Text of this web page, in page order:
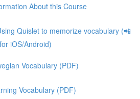
About this Course
Quislet to memorize vocabulary (📲
iOS/Android)
Vocabulary (PDF)
Vocabulary (PDF)